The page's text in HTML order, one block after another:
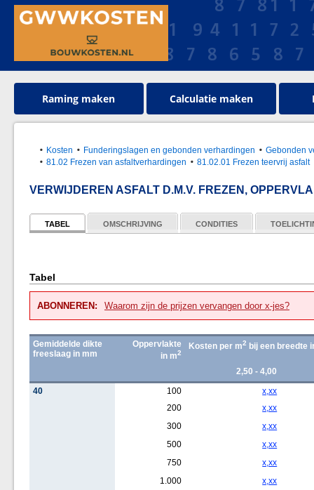
Raming maken Calculatie maken
Kosten Funderingslagen en gebonden verhardingen
Gebonden
81.02 Frezen van asfaltverhardingen
81.02.01 Frezen teervrij asfalt
VERWIJDEREN ASFALT D.M.V. FREZEN,
TABEL OMSCHRIJVING CONDITIES
Tabel
ABONNEREN: Waarom zijn de prijzen vervangen door x-jes?
Gemiddelde dikte
freeslaag in mm
Oppervlakte
in m2
Kosten per m2 bij een breedte
2,50 - 4,00
40
100
x,xx
200
x,xx
300
x,xx
500
x,xx
750
x,xx
1.000
x,xx